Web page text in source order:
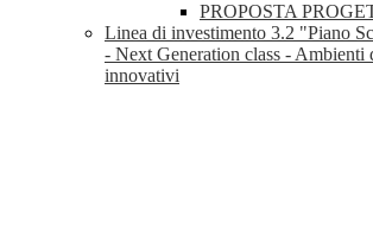
PROPOSTA
Linea di investimento 3.2 "Piano
- Next Generation class - Ambienti
innovativi